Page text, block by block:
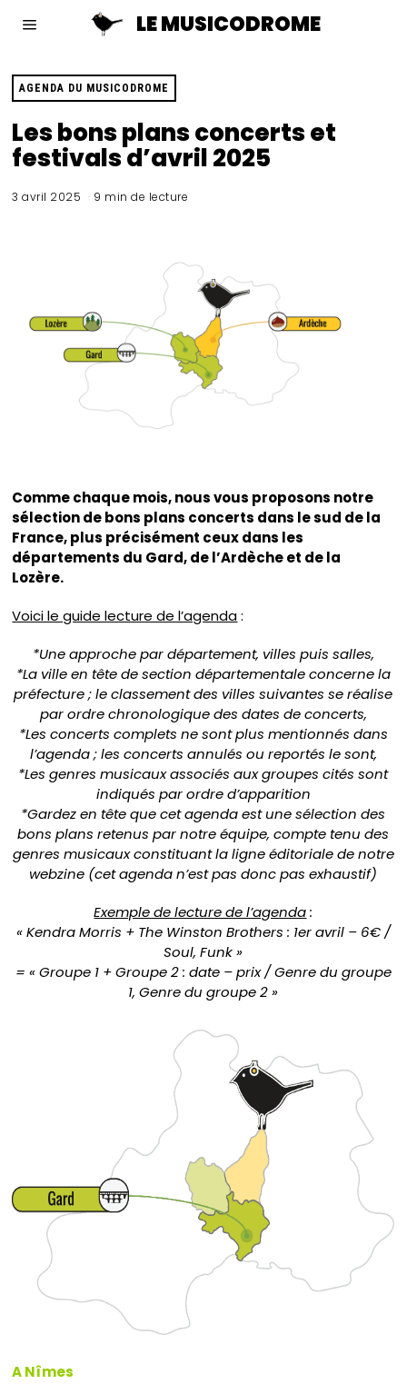
LE MUSICODROME
AGENDA DU MUSICODROME
Les bons plans concerts et
festivals d’avril 2025
3 avril 2025 9 min de lecture
Comme chaque mois, nous vous proposons notre
sélection de bons plans concerts dans le sud de la
France, plus précisément ceux dans les
départements du Gard, de l’Ardèche et de la
Lozère.
Voici le guide lecture de l’agenda:
*Une approche par département, villes puis salles,
*La ville en tête de section départementale concerne la
préfecture ; le classement des villes suivantes se réalise
par ordre chronologique des dates de concerts,
*Les concerts complets ne sont plus mentionnés dans
l’agenda ; les concerts annulés ou reportés le sont,
*Les genres musicaux associés aux groupes cités sont
indiqués par ordre d’apparition
*Gardez en tête que cet agenda est une sélection des
bons plans retenus par notre équipe, compte tenu des
genres musicaux constituant la ligne éditoriale de notre
webzine (cet agenda n’est pas donc pas exhaustif)
Exemple de lecture de l’agenda:
« Kendra Morris + The Winston Brothers : 1er avril – 6€ /
Soul, Funk »
= « Groupe 1 + Groupe 2 : date – prix / Genre du groupe
1, Genre du groupe 2 »
A Nîmes